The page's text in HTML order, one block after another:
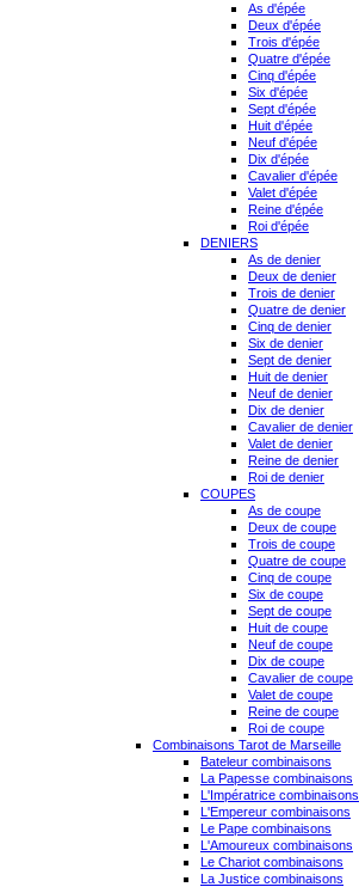
As d'épée
Deux d'épée
Trois d'épée
Quatre d'épée
Cinq d'épée
Six d'épée
Sept d'épée
Huit d'épée
Neuf d'épée
Dix d'épée
Cavalier d'épée
Valet d'épée
Reine d'épée
Roi d'épée
DENIERS
As de denier
Deux de denier
Trois de denier
Quatre de denier
Cinq de denier
Six de denier
Sept de denier
Huit de denier
Neuf de denier
Dix de denier
Cavalier de denier
Valet de denier
Reine de denier
Roi de denier
COUPES
As de coupe
Deux de coupe
Trois de coupe
Quatre de coupe
Cinq de coupe
Six de coupe
Sept de coupe
Huit de coupe
Neuf de coupe
Dix de coupe
Cavalier de coupe
Valet de coupe
Reine de coupe
Roi de coupe
Combinaisons Tarot de Marseille
Bateleur combinaisons
La Papesse combinaisons
L'Impératrice combinaisons
L'Empereur combinaisons
Le Pape combinaisons
L'Amoureux combinaisons
Le Chariot combinaisons
La Justice combinaisons